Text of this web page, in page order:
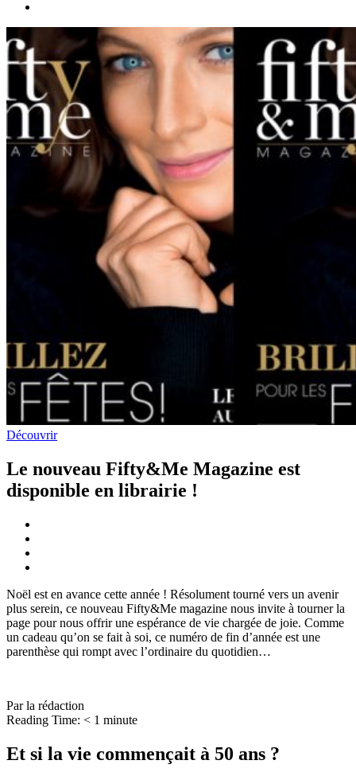
Découvrir
Le nouveau Fifty&Me Magazine est
disponible en librairie !
Noël est en avance cette année ! Résolument tourné vers un avenir
plus serein, ce nouveau Fifty&Me magazine nous invite à tourner la
page pour nous offrir une espérance de vie chargée de joie. Comme
un cadeau qu’on se fait à soi, ce numéro de fin d’année est une
parenthèse qui rompt avec l’ordinaire du quotidien…
Par la rédaction
Reading Time: < 1 minute
Et si la vie commençait à 50 ans ?